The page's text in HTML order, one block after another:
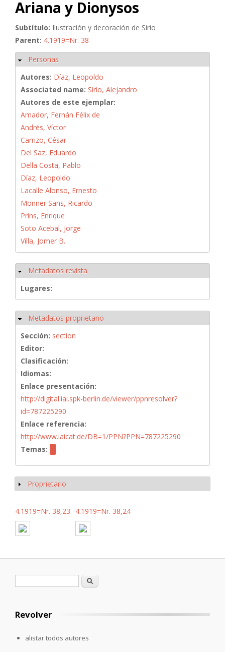
Ariana y Dionysos
Subtítulo: Ilustración y decoración de Sirio
Parent: 4.1919=Nr. 38
Ocultar
Personas
Autores: Díaz, Leopoldo
Associated name: Sirio, Alejandro
Autores de este ejemplar:
Amador, Fernán Félix de
Andrés, Víctor
Carrizo, César
Del Saz, Eduardo
Della Costa, Pablo
Díaz, Leopoldo
Lacalle Alonso, Ernesto
Monner Sans, Ricardo
Prins, Enrique
Soto Acebal, Jorge
Villa, Jomer B.
Ocultar
Metadatos revista
Lugares:
Ocultar
Metadatos proprietario
Sección: section
Editor:
Clasificación:
Idiomas:
Enlace presentación:
http://digital.iai.spk-berlin.de/viewer/ppnresolver?
id=787225290
Enlace referencia:
http://www.iaicat.de/DB=1/PPN?PPN=787225290
Temas:
Mostrar
Proprietario
4.1919=Nr. 38,23 4.1919=Nr. 38,24
Formulario de búsqueda
Buscar
Revolver
alistar todos autores